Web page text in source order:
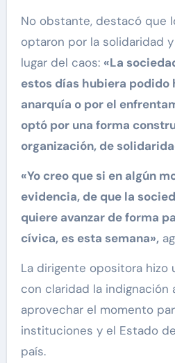
No obstante, destacó que
optaron por la solidaridad
lugar del caos: «La
estos días hubiera podido
anarquía o por el
optó por una forma
organización, de
«Yo creo que si en algún
evidencia, de que la
quiere avanzar de forma
cívica, es esta semana»,
La dirigente opositora hizo
con claridad la indignación
aprovechar el momento
instituciones y el Estado
país.